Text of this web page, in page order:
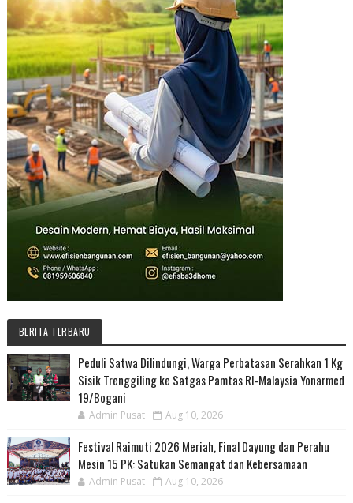
BERITA TERBARU
Peduli Satwa Dilindungi, Warga Perbatasan Serahkan 1 Kg
Sisik Trenggiling ke Satgas Pamtas RI-Malaysia Yonarmed
19/Bogani
Admin Pusat Aug 10, 2026
Festival Raimuti 2026 Meriah, Final Dayung dan Perahu
Mesin 15 PK: Satukan Semangat dan Kebersamaan
Admin Pusat Aug 10, 2026